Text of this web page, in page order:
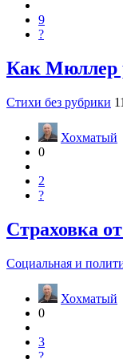
9
?
Как Мюллер
Стихи без рубрики
Хохматый
0
2
?
Страховка
Социальная и
Хохматый
0
3
?